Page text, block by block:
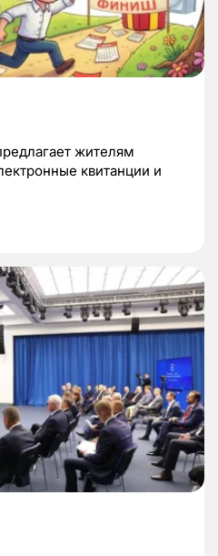
жителям
квитанции и